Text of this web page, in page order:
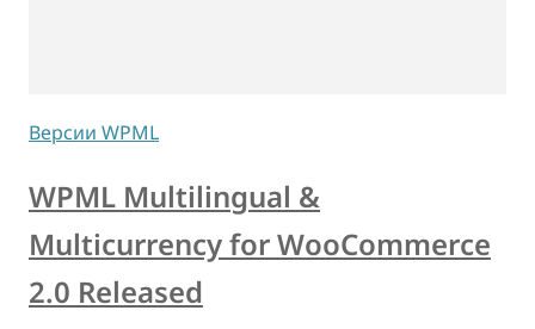
Версии WPML
WPML Multilingual &
Multicurrency for WooCommerce
2.0 Released